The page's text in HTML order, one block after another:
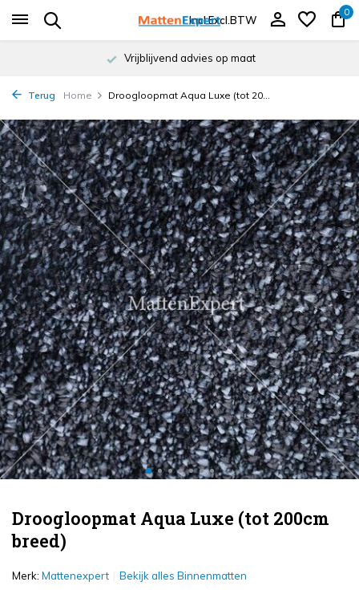
Incl.Excl.BTW
0
Vrijblijvend advies op maat
Terug Home Droogloopmat Aqua Luxe (tot 20...
Droogloopmat Aqua Luxe (tot 200cm
breed)
Merk: Mattenexpert Bekijk alles Binnenmatten